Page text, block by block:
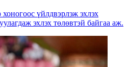
үйлдвэрлэж эхлэх
эхлэх төлөвтэй байгаа аж.